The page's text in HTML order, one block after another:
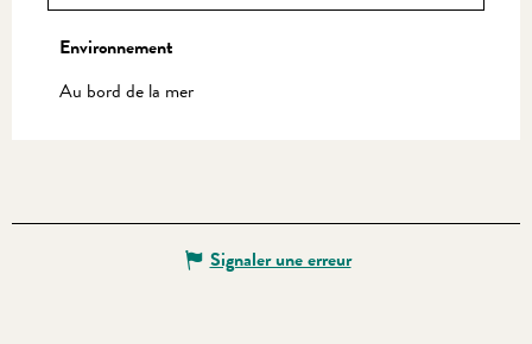
Environnement
Environnement
Au bord de la mer
Signaler une erreur